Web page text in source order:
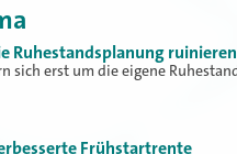
Ruhestandsplanung ruinieren
sich erst um die eigene
Frühstartrente